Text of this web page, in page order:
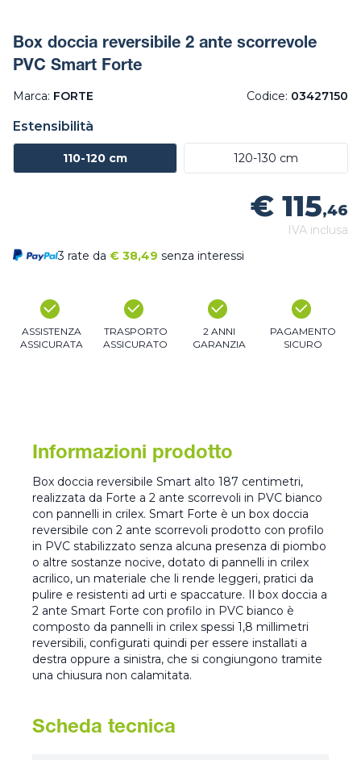
Box doccia reversibile 2 ante scorrevole
PVC Smart Forte
Marca: FORTE Codice: 03427150
Estensibilità
110-120 cm 120-130 cm
€ 115,46
IVA inclusa
3 rate da € 38,49 senza interessi
ASSISTENZA
ASSICURATA
TRASPORTO
ASSICURATO
2 ANNI
GARANZIA
PAGAMENTO
SICURO
Informazioni prodotto
Box doccia reversibile Smart alto 187 centimetri,
realizzata da Forte a 2 ante scorrevoli in PVC bianco
con pannelli in crilex. Smart Forte è un box doccia
reversibile con 2 ante scorrevoli prodotto con profilo
in PVC stabilizzato senza alcuna presenza di piombo
o altre sostanze nocive, dotato di pannelli in crilex
acrilico, un materiale che li rende leggeri, pratici da
pulire e resistenti ad urti e spaccature. Il box doccia a
2 ante Smart Forte con profilo in PVC bianco è
composto da pannelli in crilex spessi 1,8 millimetri
reversibili, configurati quindi per essere installati a
destra oppure a sinistra, che si congiungono tramite
una chiusura non calamitata.
Scheda tecnica